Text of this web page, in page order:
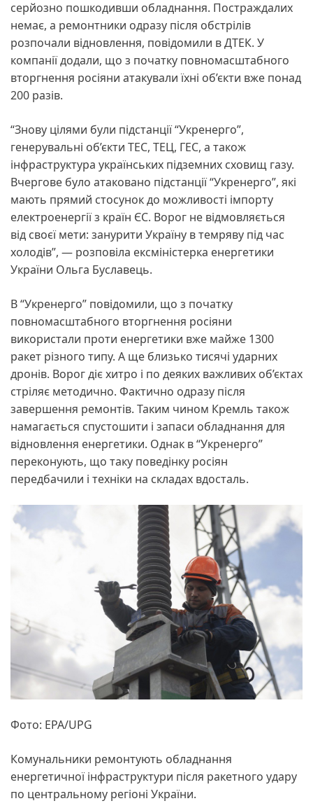
серйозно пошкодивши обладнання. Постраждалих
немає, а ремонтники одразу після обстрілів
розпочали відновлення, повідомили в ДТЕК. У
компанії додали, що з початку повномасштабного
вторгнення росіяни атакували їхні об’єкти вже понад
200 разів.
“Знову цілями були підстанції “Укренерго”,
генерувальні об’єкти ТЕС, ТЕЦ, ГЕС, а також
інфраструктура українських підземних сховищ газу.
Вчергове було атаковано підстанції “Укренерго”, які
мають прямий стосунок до можливості імпорту
електроенергії з країн ЄС. Ворог не відмовляється
від своєї мети: занурити Україну в темряву під час
холодів”, — розповіла ексміністерка енергетики
України Ольга Буславець.
В “Укренерго” повідомили, що з початку
повномасштабного вторгнення росіяни
використали проти енергетики вже майже 1300
ракет різного типу. А ще близько тисячі ударних
дронів. Ворог діє хитро і по деяких важливих об’єктах
стріляє методично. Фактично одразу після
завершення ремонтів. Таким чином Кремль також
намагається спустошити і запаси обладнання для
відновлення енергетики. Однак в “Укренерго”
переконують, що таку поведінку росіян
передбачили і техніки на складах вдосталь.
Фото: EPA/UPG
Комунальники ремонтують обладнання
енергетичної інфраструктури після ракетного удару
по центральному регіоні України.